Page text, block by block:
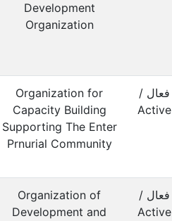
Development
Organization
فعال /
Active
Organization for
Capacity Building
Supporting The Enter
Prnurial Community
فعال /
Active
Organization of
Development and